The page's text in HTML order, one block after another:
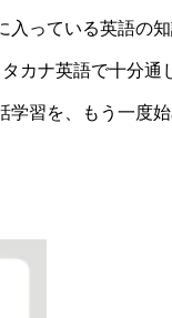
っている英語の知
カナ英語で十分通
学習を、もう一度